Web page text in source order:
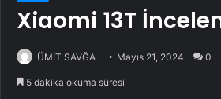
Xiaomi 13T
ÜMİT SAVĞA Mayıs 21, 2024 0
5 dakika okuma süresi